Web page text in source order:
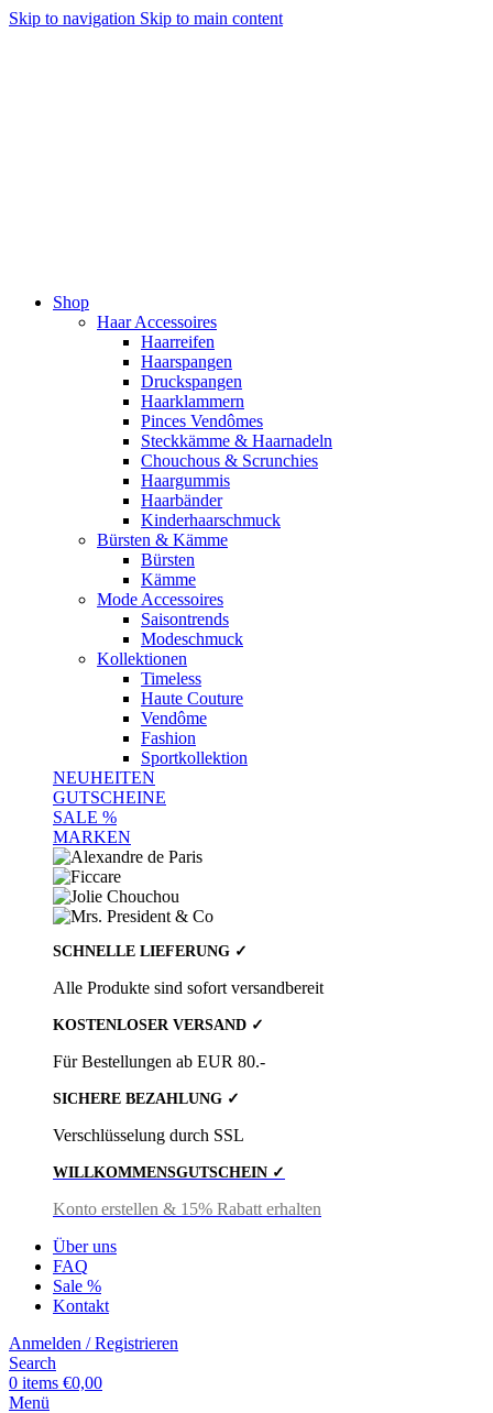
Skip to navigation Skip to main content
Shop
Haar Accessoires
Haarreifen
Haarspangen
Druckspangen
Haarklammern
Pinces Vendômes
Steckkämme & Haarnadeln
Chouchous & Scrunchies
Haargummis
Haarbänder
Kinderhaarschmuck
Bürsten & Kämme
Bürsten
Kämme
Mode Accessoires
Saisontrends
Modeschmuck
Kollektionen
Timeless
Haute Couture
Vendôme
Fashion
Sportkollektion
NEUHEITEN
GUTSCHEINE
SALE %
MARKEN
SCHNELLE LIEFERUNG ✓
Alle Produkte sind sofort versandbereit
KOSTENLOSER VERSAND ✓
Für Bestellungen ab EUR 80.-
SICHERE BEZAHLUNG ✓
Verschlüsselung durch SSL
WILLKOMMENSGUTSCHEIN ✓
Konto erstellen & 15% Rabatt erhalten
Über uns
FAQ
Sale %
Kontakt
Anmelden / Registrieren
Search
0 items €0,00
Menü